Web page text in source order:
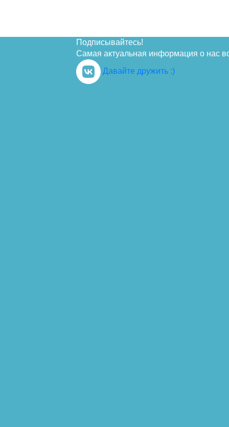
Подписывайтесь!
Самая актуальная информация о нас
Давайте дружить :)